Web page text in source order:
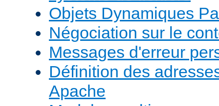
Objets Dynamiques
Négociation sur le
Messages d'erreur
Définition des
Apache